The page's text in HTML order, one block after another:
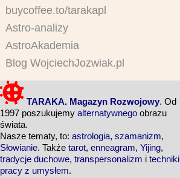
buycoffee.to/tarakapl
Astro-analizy
AstroAkademia
Blog WojciechJozwiak.pl
TARAKA. Magazyn Rozwojowy. Od
1997 poszukujemy alternatywnego obrazu
świata.
Nasze tematy, to: astrologia, szamanizm,
Słowianie. Także tarot, enneagram, Yijing,
tradycje duchowe, transpersonalizm i techniki
pracy z umysłem.